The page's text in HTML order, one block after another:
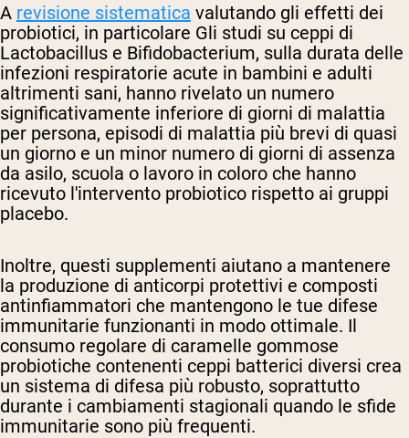
A revisione sistematica valutando gli effetti dei
probiotici, in particolare Gli studi su ceppi di
Lactobacillus e Bifidobacterium, sulla durata delle
infezioni respiratorie acute in bambini e adulti
altrimenti sani, hanno rivelato un numero
significativamente inferiore di giorni di malattia
per persona, episodi di malattia più brevi di quasi
un giorno e un minor numero di giorni di assenza
da asilo, scuola o lavoro in coloro che hanno
ricevuto l'intervento probiotico rispetto ai gruppi
placebo.
Inoltre, questi supplementi aiutano a mantenere
la produzione di anticorpi protettivi e composti
antinfiammatori che mantengono le tue difese
immunitarie funzionanti in modo ottimale. Il
consumo regolare di caramelle gommose
probiotiche contenenti ceppi batterici diversi crea
un sistema di difesa più robusto, soprattutto
durante i cambiamenti stagionali quando le sfide
immunitarie sono più frequenti.